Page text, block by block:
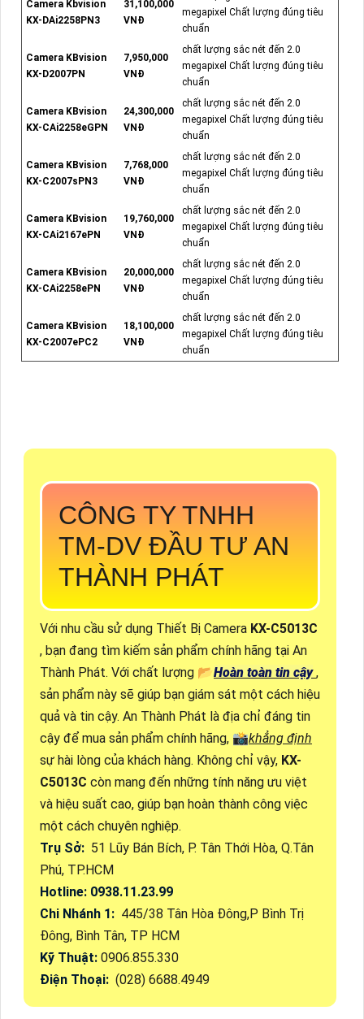
Camera Kbvision
KX-DAi2258PN3
31,100,000
VNĐ
megapixel Chất lượng đúng tiêu
chuẩn
Camera KBvision
KX-D2007PN
7,950,000
VNĐ
chất lượng sắc nét đến 2.0
megapixel Chất lượng đúng tiêu
chuẩn
Camera KBvision
KX-CAi2258eGPN
24,300,000
VNĐ
chất lượng sắc nét đến 2.0
megapixel Chất lượng đúng tiêu
chuẩn
Camera KBvision
KX-C2007sPN3
7,768,000
VNĐ
chất lượng sắc nét đến 2.0
megapixel Chất lượng đúng tiêu
chuẩn
Camera KBvision
KX-CAi2167ePN
19,760,000
VNĐ
chất lượng sắc nét đến 2.0
megapixel Chất lượng đúng tiêu
chuẩn
Camera KBvision
KX-CAi2258ePN
20,000,000
VNĐ
chất lượng sắc nét đến 2.0
megapixel Chất lượng đúng tiêu
chuẩn
Camera KBvision
KX-C2007ePC2
18,100,000
VNĐ
chất lượng sắc nét đến 2.0
megapixel Chất lượng đúng tiêu
chuẩn
CÔNG TY TNHH
TM-DV ĐẦU TƯ AN
THÀNH PHÁT
Với nhu cầu sử dụng Thiết Bị Camera KX-C5013C
, bạn đang tìm kiếm sản phẩm chính hãng tại An
Thành Phát. Với chất lượng 📂Hoàn toàn tin cậy ,
sản phẩm này sẽ giúp bạn giám sát một cách hiệu
quả và tin cậy. An Thành Phát là địa chỉ đáng tin
cậy để mua sản phẩm chính hãng, 📸khẳng định
sự hài lòng của khách hàng. Không chỉ vậy, KX-
C5013C còn mang đến những tính năng ưu việt
và hiệu suất cao, giúp bạn hoàn thành công việc
một cách chuyên nghiệp.
Trụ Sở: 51 Lũy Bán Bích, P. Tân Thới Hòa, Q.Tân
Phú, TP.HCM
Hotline: 0938.11.23.99
Chi Nhánh 1: 445/38 Tân Hòa Đông,P Bình Trị
Đông, Bình Tân, TP HCM
Kỹ Thuật: 0906.855.330
Điện Thoại: (028) 6688.4949